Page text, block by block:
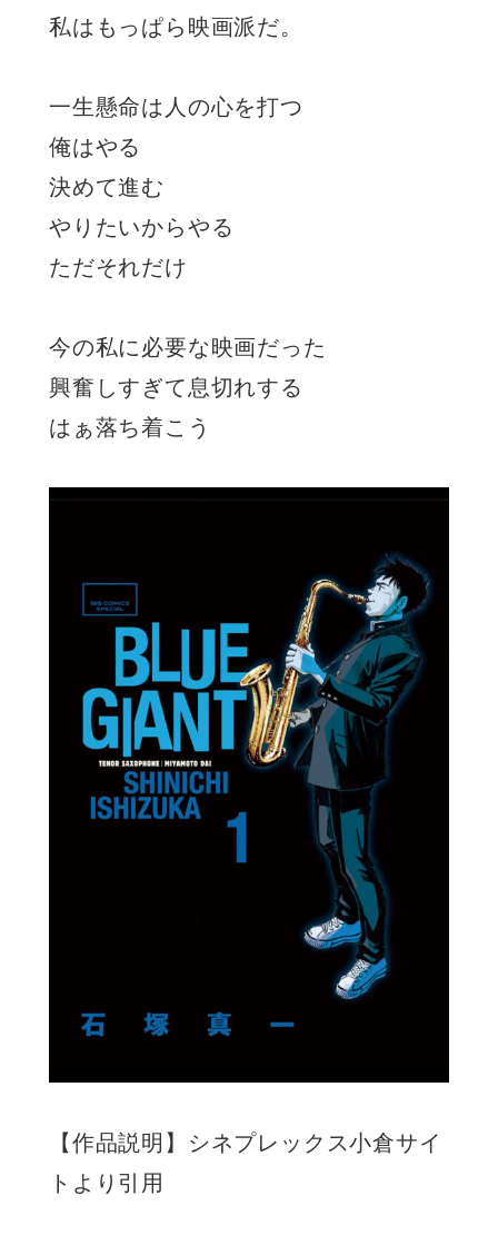
私はもっぱら映画派だ。
一生懸命は人の心を打つ
俺はやる
決めて進む
やりたいからやる
ただそれだけ
今の私に必要な映画だった
興奮しすぎて息切れする
はぁ落ち着こう
【作品説明】シネプレックス小倉サイ
トより引用